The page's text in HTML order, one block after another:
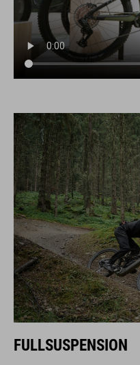
FULLSUSPENSION